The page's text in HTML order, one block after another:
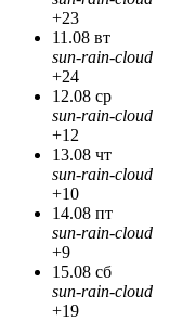
+23
11.08 вт
sun-rain-cloud
+24
12.08 ср
sun-rain-cloud
+12
13.08 чт
sun-rain-cloud
+10
14.08 пт
sun-rain-cloud
+9
15.08 сб
sun-rain-cloud
+19